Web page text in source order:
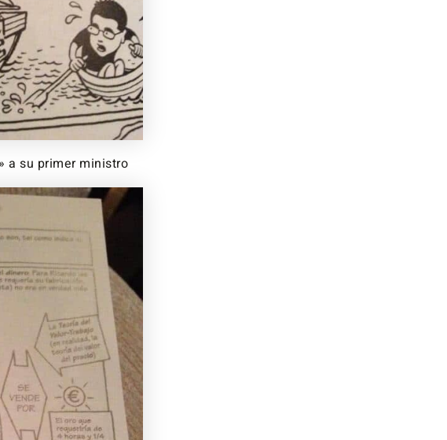
a su primer ministro